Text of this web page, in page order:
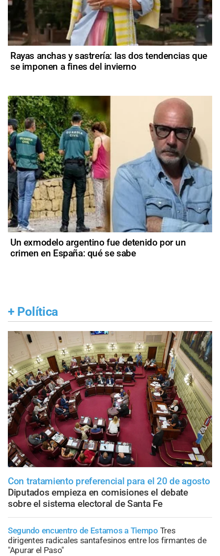
Rayas anchas y sastrería: las dos tendencias que
se imponen a fines del invierno
Un exmodelo argentino fue detenido por un
crimen en España: qué se sabe
+ Política
Con tratamiento preferencial para el 20 de agosto
Diputados empieza en comisiones el debate
sobre el sistema electoral de Santa Fe
Segundo encuentro de Estamos a Tiempo Tres
dirigentes radicales santafesinos entre los firmantes de
"Apurar el Paso"